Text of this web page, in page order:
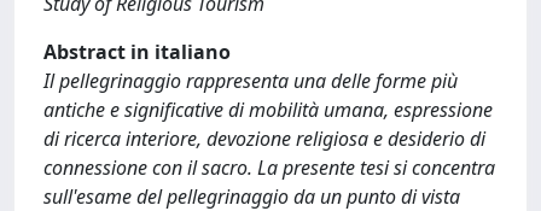
Abstract in italiano
Il pellegrinaggio rappresenta una delle forme più
antiche e significative di mobilità umana, espressione
di ricerca interiore, devozione religiosa e desiderio di
connessione con il sacro. La presente tesi si concentra
sull'esame del pellegrinaggio da un punto di vista